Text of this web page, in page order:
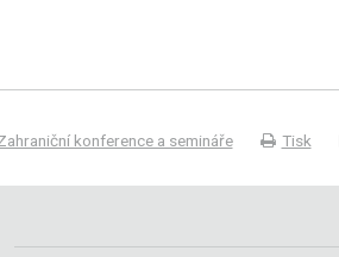
konference a semináře Tisk